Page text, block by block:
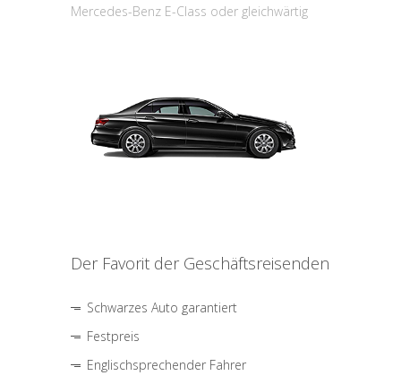
Mercedes-Benz E-Class oder gleichwärtig
Der Favorit der Geschäftsreisenden
Schwarzes Auto garantiert
Festpreis
Englischsprechender Fahrer